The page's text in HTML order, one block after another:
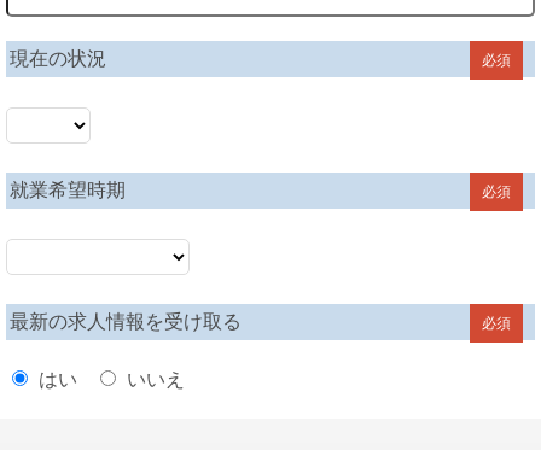
現在の状況 必須
就業希望時期 必須
最新の求人情報を受け取る 必須
はい いいえ